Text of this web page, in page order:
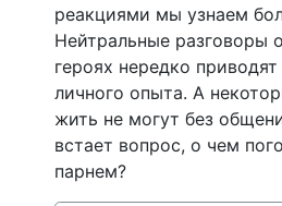
реакциями мы узнаем
Нейтральные разговоры
героях нередко
личного опыта. А
жить не могут без
встает вопрос, о чем
парнем?